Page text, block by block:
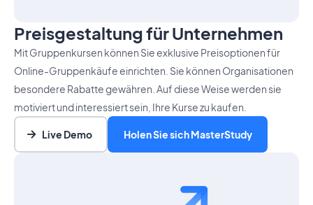
Preisgestaltung für Unternehmen
Mit Gruppenkursen können Sie exklusive Preisoptionen für
Online-Gruppenkäufe einrichten. Sie können Organisationen
besondere Rabatte gewähren. Auf diese Weise werden sie
motiviert und interessiert sein, Ihre Kurse zu kaufen.
Live Demo Holen Sie sich MasterStudy